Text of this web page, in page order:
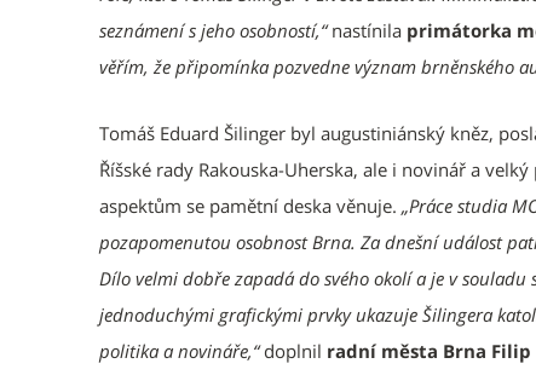
seznámení s jeho osobností,“nastínila primátorka
věřím, že připomínka pozvedne význam brněnského
Tomáš Eduard Šilinger byl augustiniánský kněz,
Říšské rady Rakouska-Uherska, ale i novinář a
aspektům se pamětní deska věnuje. „Práce studia
pozapomenutou osobnost Brna. Za dnešní událost
Dílo velmi dobře zapadá do svého okolí a je v
jednoduchými grafickými prvky ukazuje Šilingera
politika a novináře,“doplnil radní města Brna Filip